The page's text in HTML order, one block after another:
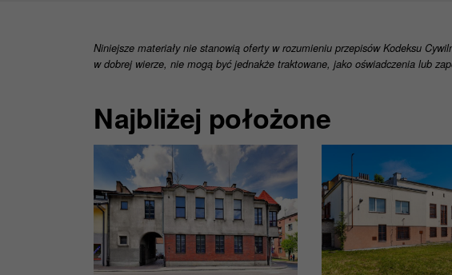
Niniejsze materiały nie stanowią oferty w rozumieniu przepisów Kodeksu
w dobrej wierze, nie mogą być jednakże traktowane, jako oświadczenia lub
Najbliżej położone